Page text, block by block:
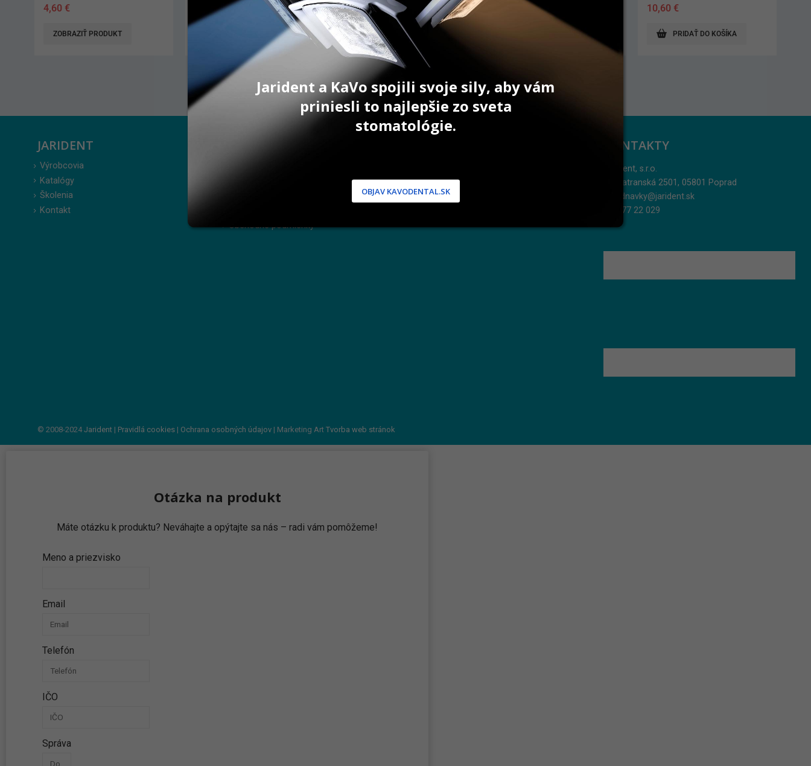
1,00 €
PRIDAŤ DO KOŠÍKA
5,90€ 21,60€
ZOBRAZIŤ PRODUKT PRIDAŤ DO KOŠÍKA
15,70 €
PRIDAŤ DO KOŠÍKA
JARIDENT
Výrobcovia
Katalógy
Školenia
Kontakt
Obchodné podmienky
Reklamácie
Servis
KONTAKTY
Jarident, s.r.o.
Podtatranská 2501, 05801 Poprad
objednavky@jarident.sk
052/77 22 029
© 2008-2024Jarident | Pravidlá cookies | Ochrana osobných údajov | Marketing Art Tvorba web stránok
Otázka na produkt
Máte otázku k produktu? Neváhajte a opýtajte sa nás – radi vám pomôžeme!
Meno a priezvisko
Email
Telefón
IČO
Správa
Jarident a KaVo spojili svoje sily, aby vám
priniesli to najlepšie zo sveta
stomatológie.
OBJAV KAVODENTAL.SK